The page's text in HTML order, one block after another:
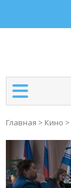
Главная > Кино >